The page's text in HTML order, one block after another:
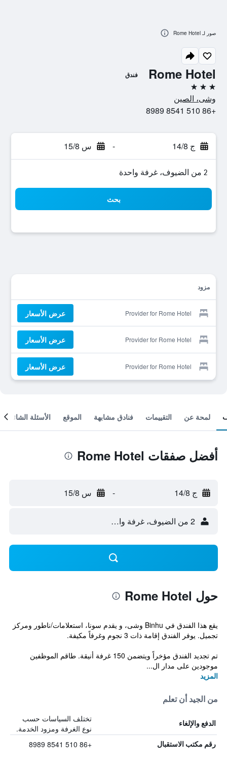
Rome Hotel فندق
3 نجوم
وشى، الصين
+86 510 8541 8989
ج 14/8 - س 15/8
2 من الضيوف، غرفة واحدة
بحث
مزود
Provider for Rome Hotel عرض الأسعار
Provider for Rome Hotel عرض الأسعار
Provider for Rome Hotel عرض الأسعار
صور لـ Rome Hotel
لمحة عن التقييمات فنادق مشابهة الموقع الأسئلة الشائعة
أفضل صفقات Rome Hotel
ج 14/8 - س 15/8
2 من الضيوف، غرفة واحدة
حول Rome Hotel
يقع هذا الفندق في Binhu وشى، و يقدم سونا، استعلامات/ناطور ومركز
تجميل. يوفر الفندق إقامة ذات 3 نجوم وغرفاً مكيفة.
تم تجديد الفندق مؤخراً ويتضمن 150 غرفة أنيقة. طاقم الموظفين
موجودين على مدار ال...
المزيد
من الجيد أن تعلم
الدفع والإلغاء
تختلف السياسات حسب
نوع الغرفة ومزود الخدمة.
رقم مكتب الاستقبال +86 510 8541 8989